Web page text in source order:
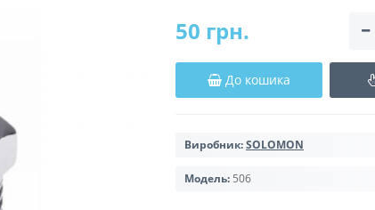
50 грн.
До кошика
Виробник:SOLOMON
Модель: 506